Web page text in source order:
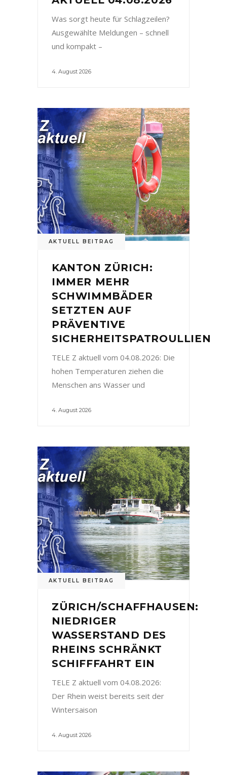
Was sorgt heute für Schlagzeilen?
Ausgewählte Meldungen – schnell
und kompakt –
4. August 2026
AKTUELL BEITRAG
KANTON ZÜRICH:
IMMER MEHR
SCHWIMMBÄDER
SETZTEN AUF
PRÄVENTIVE
SICHERHEITSPATROULLIEN
TELE Z aktuell vom 04.08.2026: Die
hohen Temperaturen ziehen die
Menschen ans Wasser und
4. August 2026
AKTUELL BEITRAG
ZÜRICH/SCHAFFHAUSEN:
NIEDRIGER
WASSERSTAND DES
RHEINS SCHRÄNKT
SCHIFFFAHRT EIN
TELE Z aktuell vom 04.08.2026:
Der Rhein weist bereits seit der
Wintersaison
4. August 2026